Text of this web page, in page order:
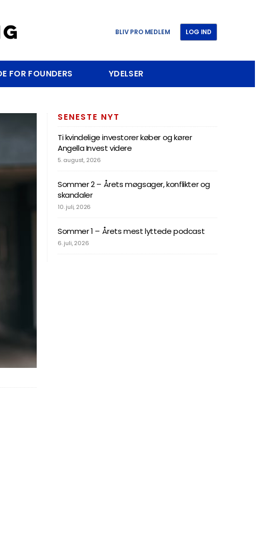
BLIV PRO MEDLEM LOG IND
FOR FOUNDERS YDELSER
SENESTE NYT
Ti kvindelige investorer køber og kører
Angella Invest videre
5. august, 2026
Sommer 2 – Årets møgsager, konflikter og
skandaler
10. juli, 2026
Sommer 1 – Årets mest lyttede podcast
6. juli, 2026